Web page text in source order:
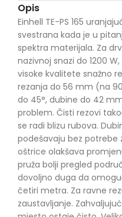
Opis
Einhell TE-PS 165
svestrana kada je u
spektra materijala. Za
nazivnoj snazi ​​do 1200
visoke kvalitete snažno
rezanja do 56 mm (na
do 45°, dubine do 42
problem. Čisti rezovi
se radi blizu rubova.
podešavaju bez potrebe
oštrice olakšava
pruža bolji pregled
dovoljno duga da
četiri metra. Za ravne
zaustavljanje.